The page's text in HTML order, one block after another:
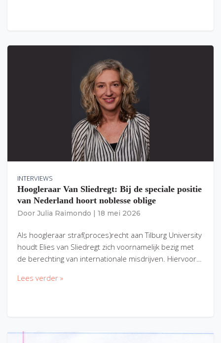
INTERVIEWS
Hoogleraar Van Sliedregt: Bij de speciale positie
van Nederland hoort noblesse oblige
Door Julia Raimondo 18 mei 2026
Als hoogleraar straf(proces)recht aan Tilburg University
houdt Elies van Sliedregt zich voornamelijk bezig met
de berechting van internationale misdrijven. Hiervoor…
Lees verder »